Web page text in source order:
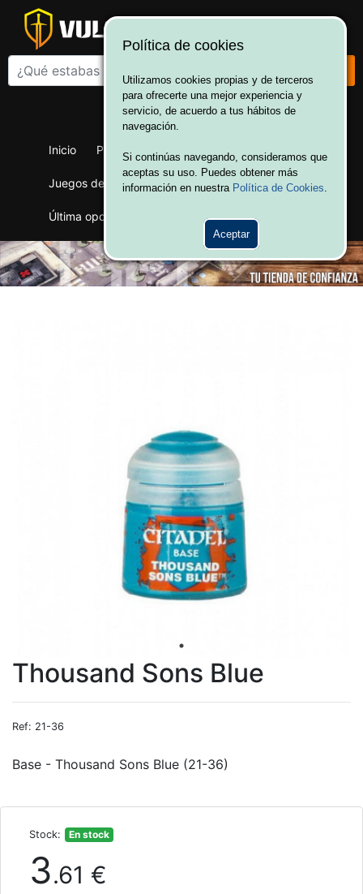
¡Bienvenido a Vulcania!
Inicio Productos Juegos de mesa
Juegos de cartas Merchandising Ofertas
Última oportunidad Wargames
Thousand Sons Blue
Ref: 21-36
Base - Thousand Sons Blue (21-36)
Stock: En stock
3.61 €
Política de cookies
Utilizamos cookies propias y de terceros
para ofrecerte una mejor experiencia y
servicio, de acuerdo a tus hábitos de
navegación.
Si continúas navegando, consideramos que
aceptas su uso. Puedes obtener más
información en nuestra Política de Cookies.
Aceptar